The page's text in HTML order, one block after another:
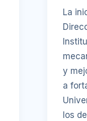
La
y
a
los